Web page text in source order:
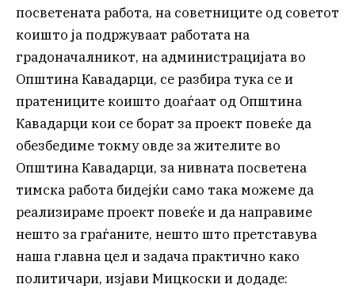
посветената работа, на советниците од советот
коишто ја подржуваат работата на
градоначалникот, на администрацијата во
Општина Кавадарци, се разбира тука се и
пратениците коишто доаѓаат од Општина
Кавадарци кои се борат за проект повеќе да
обезбедиме токму овде за жителите во
Општина Кавадарци, за нивната посветена
тимска работа бидејќи само така можеме да
реализираме проект повеќе и да направиме
нешто за граѓаните, нешто што претставува
наша главна цел и задача практично како
политичари, изјави Мицкоски и додаде: